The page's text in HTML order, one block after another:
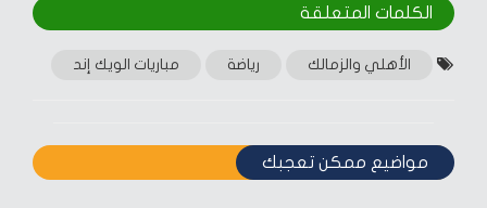
الكلمات المتعلقة‎
الأهلي والزمالك رياضة مباريات الويك إند
مواضيع ممكن تعجبك